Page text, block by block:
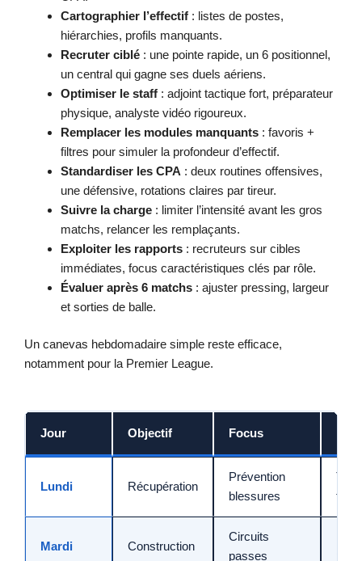
Cartographier l’effectif : listes de postes,
hiérarchies, profils manquants.
Recruter ciblé : une pointe rapide, un 6 positionnel,
un central qui gagne ses duels aériens.
Optimiser le staff : adjoint tactique fort, préparateur
physique, analyste vidéo rigoureux.
Remplacer les modules manquants : favoris +
filtres pour simuler la profondeur d’effectif.
Standardiser les CPA : deux routines offensives,
une défensive, rotations claires par tireur.
Suivre la charge : limiter l’intensité avant les gros
matchs, relancer les remplaçants.
Exploiter les rapports : recruteurs sur cibles
immédiates, focus caractéristiques clés par rôle.
Évaluer après 6 matchs : ajuster pressing, largeur
et sorties de balle.
Un canevas hebdomadaire simple reste efficace,
notamment pour la Premier League.
Jour Objectif Focus
Lundi Récupération
Prévention
blessures
Mardi Construction
Circuits
passes